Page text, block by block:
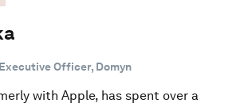
Officer, Domyn
with Apple, has spent over a